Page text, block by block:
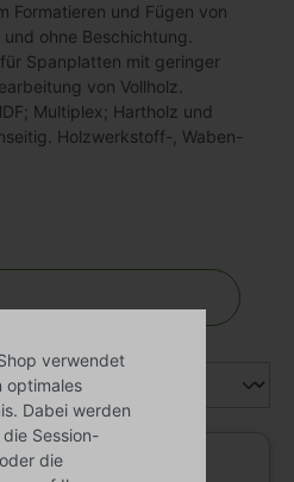
Formatieren und Fügen von
ohne Beschichtung.
Spanplatten mit geringer
von Vollholz.
Multiplex; Hartholz und
Holzwerkstoff-, Waben-
verwendet
optimales
Dabei werden
Session-
die